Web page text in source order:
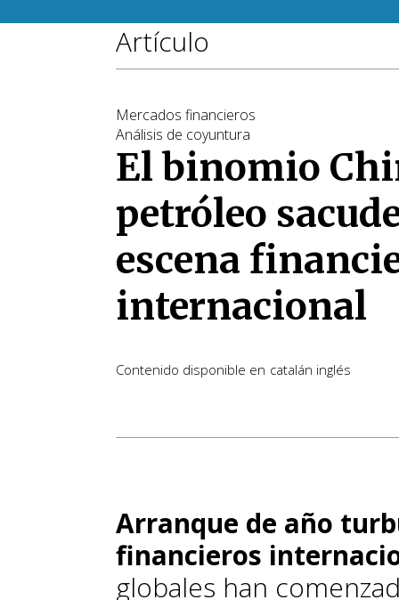
Artículo
Mercados financieros
Análisis de coyuntura
El binomio
petróleo
escena
internacional
Contenido disponible en catalán inglés
Arranque de año
financieros
globales han